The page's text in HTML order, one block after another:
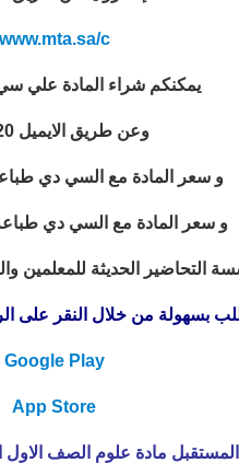
www.mta.sa/c
يمكنكم شراء المادة علي سي دي
وعن طريق الايميل 20 ريال
و سعر المادة مع السي دي طباعة
و سعر المادة مع السي دي طباعة ملونة
التحاضير الحديثة للمعلمين
بسهولة من خلال النقر على
Google Play
App Store
المستقبل مادة علوم الصف